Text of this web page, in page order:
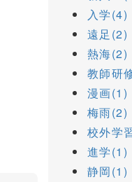
入学(4)
遠足(2)
熱海(2)
教師研
漫画(1)
梅雨(2)
校外学
進学(1)
静岡(1)